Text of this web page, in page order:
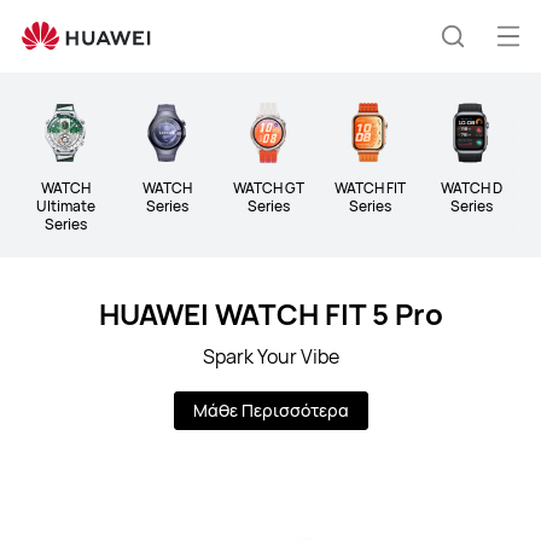
WATCH
Ultimate
Series
WATCH
Series
WATCH GT
Series
WATCH FIT
Series
WATCH D
Series
HUAWEI WATCH FIT 5 Pro
Spark Your Vibe
Μάθε Περισσότερα